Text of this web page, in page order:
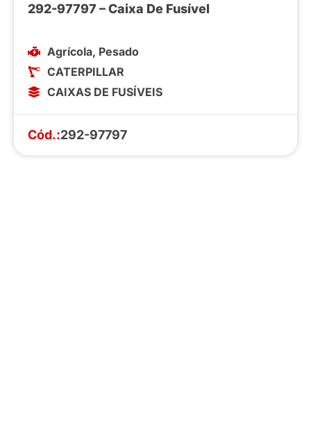
292-97797 – Caixa De Fusível
Agrícola, Pesado
CATERPILLAR
CAIXAS DE FUSÍVEIS
Cód.:292-97797